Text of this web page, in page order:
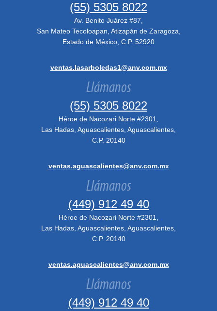
(55) 5305 8022
Av. Benito Juárez #87,
San Mateo Tecoloapan, Atizapán de Zaragoza,
Estado de México, C.P. 52920
ventas.lasarboledas1@anv.com.mx
Llámanos
(55) 5305 8022
Héroe de Nacozari Norte #2301,
Las Hadas, Aguascalientes, Aguascalientes,
C.P. 20140
ventas.aguascalientes@anv.com.mx
Llámanos
(449) 912 49 40
Héroe de Nacozari Norte #2301,
Las Hadas, Aguascalientes, Aguascalientes,
C.P. 20140
ventas.aguascalientes@anv.com.mx
Llámanos
(449) 912 49 40